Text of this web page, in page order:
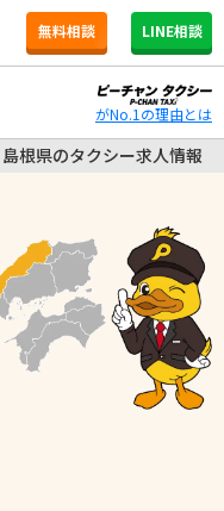
無料相談 LINE相談
がNo.1の理由とは
島根県のタクシー求人情報